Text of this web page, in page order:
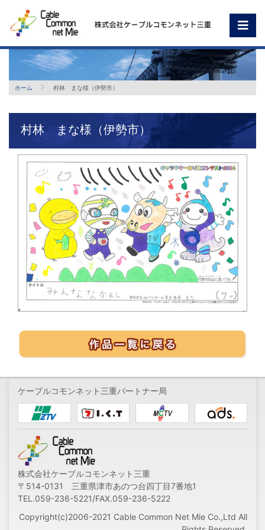
ホーム 村林 まな様（伊勢市）
村林 まな様（伊勢市）
ケーブルコモンネット三重パートナー局
株式会社ケーブルコモンネット三重
〒514-0131 三重県津市あのつ台四丁目7番地1
TEL.059-236-5221/FAX.059-236-5222
Copyright(c)2006-2021 Cable Common Net Mie Co.,Ltd All